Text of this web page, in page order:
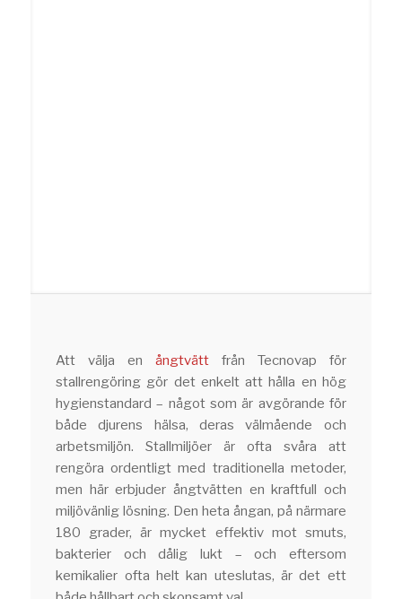
Att välja en ångtvätt från Tecnovap för
stallrengöring gör det enkelt att hålla en hög
hygienstandard – något som är avgörande för
både djurens hälsa, deras välmående och
arbetsmiljön. Stallmiljöer är ofta svåra att
rengöra ordentligt med traditionella metoder,
men här erbjuder ångtvätten en kraftfull och
miljövänlig lösning. Den heta ångan, på närmare
180 grader, är mycket effektiv mot smuts,
bakterier och dålig lukt – och eftersom
kemikalier ofta helt kan uteslutas, är det ett